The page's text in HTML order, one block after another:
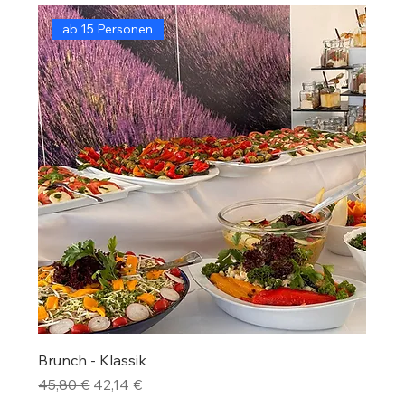
ab 15 Personen
Brunch - Klassik
Standardpreis
45,80 € Sale-Preis
42,14 €